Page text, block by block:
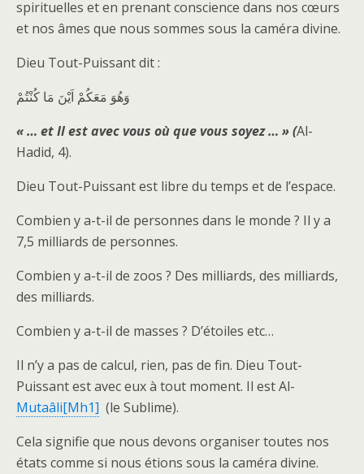
spirituelles et en prenant conscience dans nos cœurs
et nos âmes que nous sommes sous la caméra divine.
Dieu Tout-Puissant dit :
وَهُوَ مَعَكُمْ اَيْنَ مَا كُنْتُمْ
« … et Il est avec vous où que vous soyez … »(Al-
Hadid, 4).
Dieu Tout-Puissant est libre du temps et de l’espace.
Combien y a-t-il de personnes dans le monde ? Il y a
7,5 milliards de personnes.
Combien y a-t-il de zoos ? Des milliards, des milliards,
des milliards.
Combien y a-t-il de masses ? D’étoiles etc…
Il n’y a pas de calcul, rien, pas de fin. Dieu Tout-
Puissant est avec eux à tout moment. Il est Al-
Mutaâli[Mh1] (le Sublime).
Cela signifie que nous devons organiser toutes nos
états comme si nous étions sous la caméra divine.